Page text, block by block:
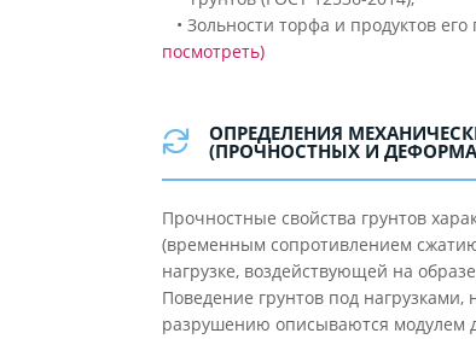
• Зольности торфа и продуктов
посмотреть)
ОПРЕДЕЛЕНИЯ
(ПРОЧНОСТНЫХ И
Прочностные свойства грунтов
(временным сопротивлением
нагрузке, воздействующей на
Поведение грунтов под
разрушению описываются модулем